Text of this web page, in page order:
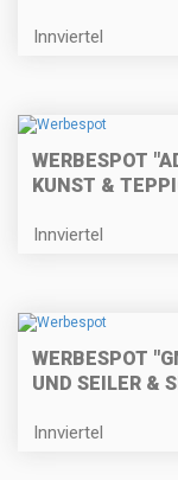
Innviertel
WERBESPOT
KUNST &
Innviertel
WERBESPOT
UND SEILER &
Innviertel